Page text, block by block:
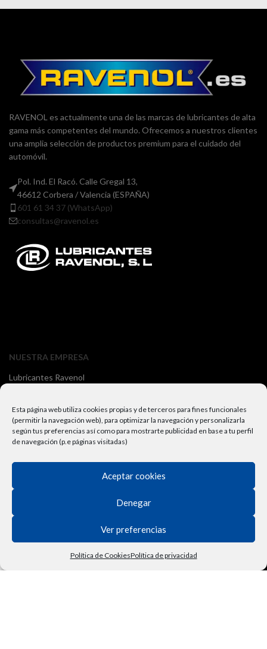
Esta página web utiliza cookies propias y de terceros para fines funcionales
(permitir la navegación web), para optimizar la navegación y personalizarla
según tus preferencias así como para mostrarte publicidad en base a tu perfil
de navegación (p.e páginas visitadas)
Aceptar cookies
Denegar
Ver preferencias
Política de CookiesPolítica de privacidad
RAVENOL es actualmente una de las marcas de lubricantes de alta
gama más competentes del mundo. Ofrecemos a nuestros clientes
una amplia selección de productos premium para el cuidado del
automóvil.
Pol. Ind. El Racó. Calle Gregal 13,
46612 Corbera / Valencia (ESPAÑA)
601 61 34 37 (WhatsApp)
consultas@ravenol.es
NUESTRA EMPRESA
Lubricantes Ravenol
Derecho de Desisitimiento
Política de Privacidad
CarritoMi cuentaVehículo